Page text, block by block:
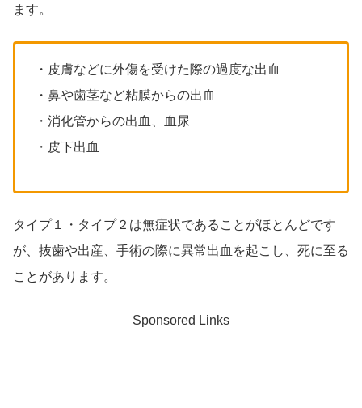
ます。
・皮膚などに外傷を受けた際の過度な出血
・鼻や歯茎など粘膜からの出血
・消化管からの出血、血尿
・皮下出血
タイプ１・タイプ２は無症状であることがほとんどです
が、抜歯や出産、手術の際に異常出血を起こし、死に至る
ことがあります。
Sponsored Links